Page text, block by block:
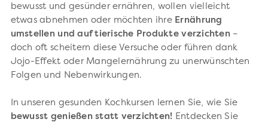
bewusst und gesünder ernähren, wollen vielleicht
etwas abnehmen oder möchten ihre Ernährung
umstellen und auf tierische Produkte verzichten –
doch oft scheitern diese Versuche oder führen dank
Jojo-Effekt oder Mangelernährung zu unerwünschten
Folgen und Nebenwirkungen.
In unseren gesunden Kochkursen lernen Sie, wie Sie
bewusst genießen statt verzichten! Entdecken Sie